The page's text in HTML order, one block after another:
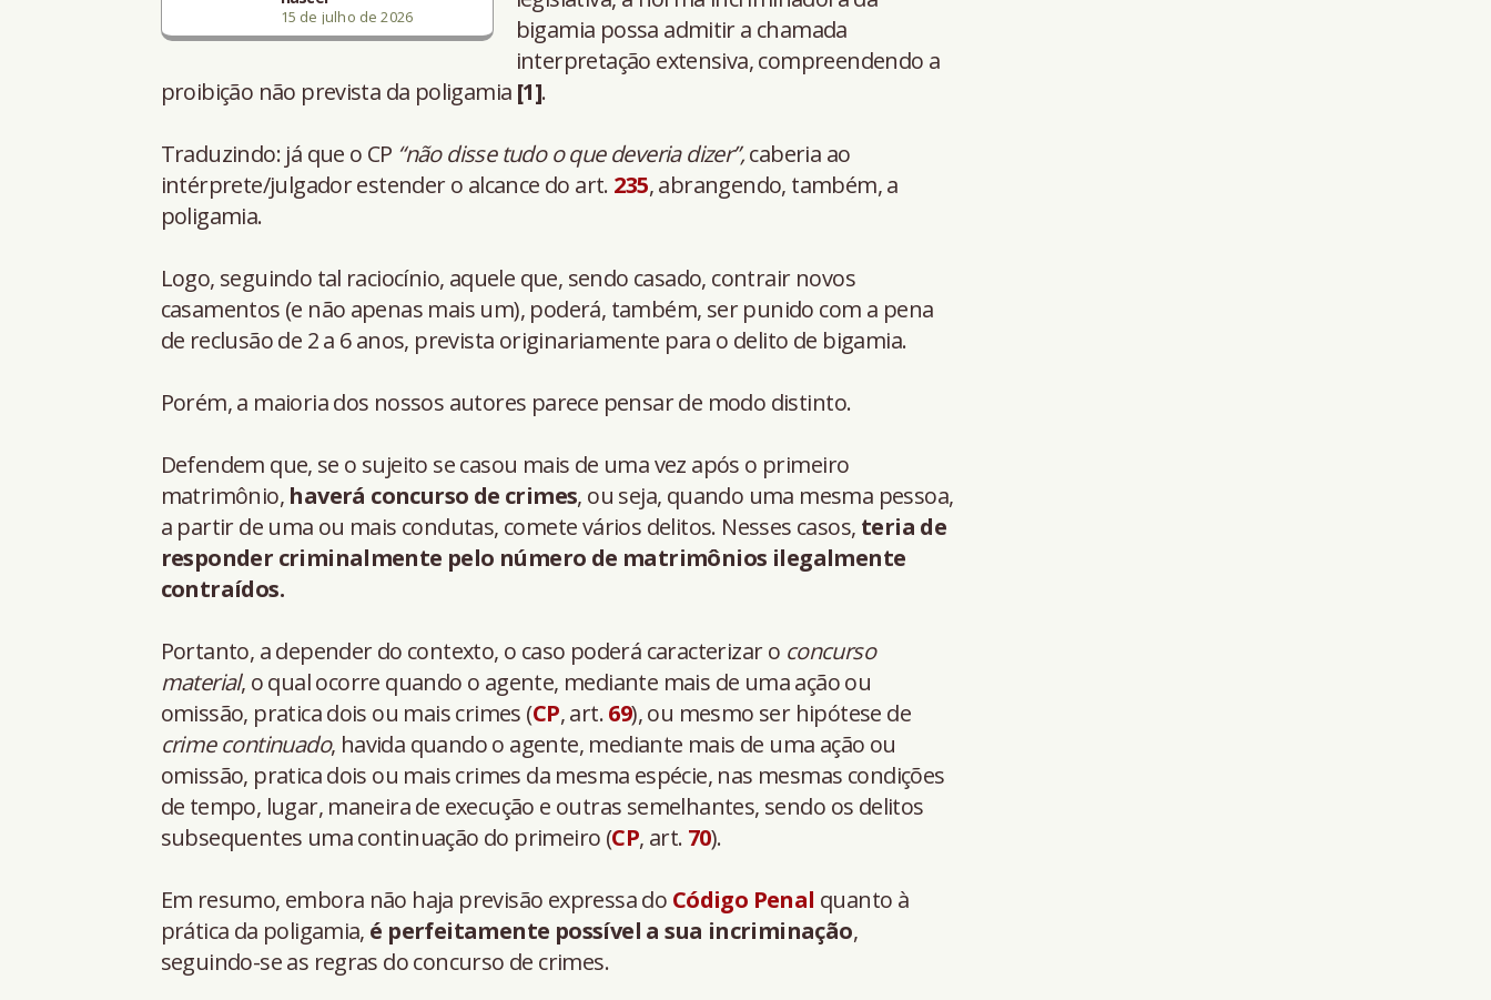
15 de julho de 2026
bigamia possa admitir a chamada
interpretação extensiva, compreendendo a
proibição não prevista da poligamia [1].
Traduzindo: já que o CP “não disse tudo o que deveria dizer”,caberia ao
intérprete/julgador estender o alcance do art. 235, abrangendo, também, a
poligamia.
Logo, seguindo tal raciocínio, aquele que, sendo casado, contrair novos
casamentos (e não apenas mais um), poderá, também, ser punido com a pena
de reclusão de 2 a 6 anos, prevista originariamente para o delito de bigamia.
Porém, a maioria dos nossos autores parece pensar de modo distinto.
Defendem que, se o sujeito se casou mais de uma vez após o primeiro
matrimônio, haverá concurso de crimes, ou seja, quando uma mesma pessoa,
a partir de uma ou mais condutas, comete vários delitos. Nesses casos, teria de
responder criminalmente pelo número de matrimônios ilegalmente
contraídos.
Portanto, a depender do contexto, o caso poderá caracterizar o concurso
material, o qual ocorre quando o agente, mediante mais de uma ação ou
omissão, pratica dois ou mais crimes (CP, art.69), ou mesmo ser hipótese de
crime continuado, havida quando o agente, mediante mais de uma ação ou
omissão, pratica dois ou mais crimes da mesma espécie, nas mesmas condições
de tempo, lugar, maneira de execução e outras semelhantes, sendo os delitos
subsequentes uma continuação do primeiro (CP, art. 70).
Em resumo, embora não haja previsão expressa do Código Penal quanto à
prática da poligamia, é perfeitamente possível a sua incriminação,
seguindo-se as regras do concurso de crimes.